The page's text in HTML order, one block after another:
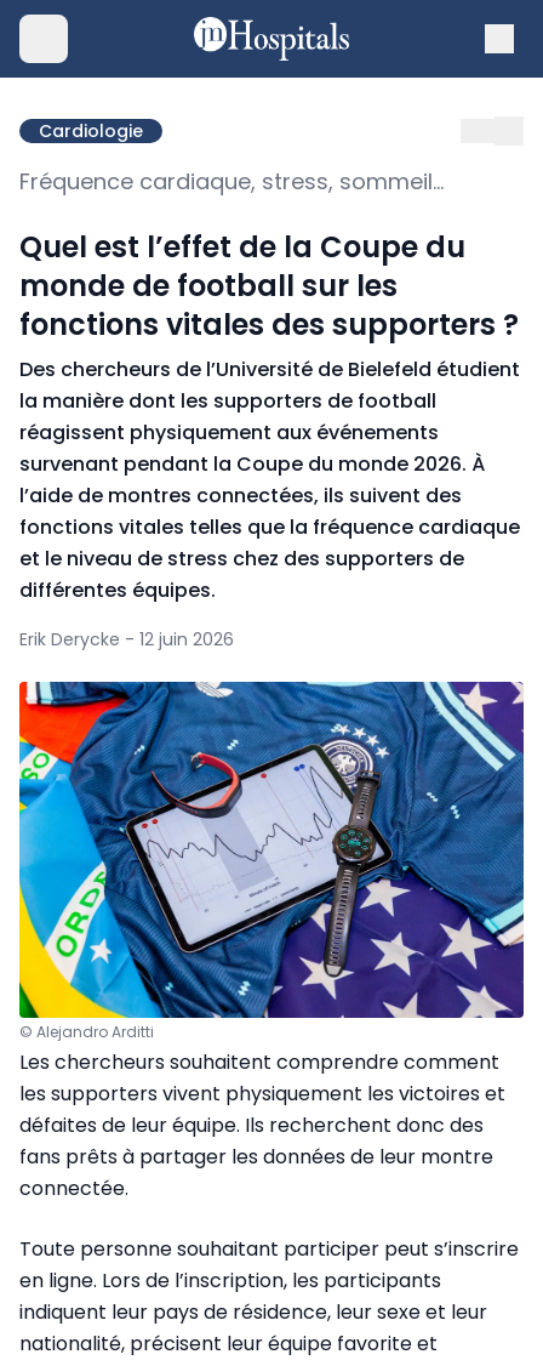
Cardiologie
Fréquence cardiaque, stress, sommeil...
Quel est l’effet de la Coupe du
monde de football sur les
fonctions vitales des supporters ?
Des chercheurs de l’Université de Bielefeld étudient
la manière dont les supporters de football
réagissent physiquement aux événements
survenant pendant la Coupe du monde 2026. À
l’aide de montres connectées, ils suivent des
fonctions vitales telles que la fréquence cardiaque
et le niveau de stress chez des supporters de
différentes équipes.
Erik Derycke - 12 juin 2026
© Alejandro Arditti
Les chercheurs souhaitent comprendre comment
les supporters vivent physiquement les victoires et
défaites de leur équipe. Ils recherchent donc des
fans prêts à partager les données de leur montre
connectée.
Toute personne souhaitant participer peut s’inscrire
en ligne. Lors de l’inscription, les participants
indiquent leur pays de résidence, leur sexe et leur
nationalité, précisent leur équipe favorite et